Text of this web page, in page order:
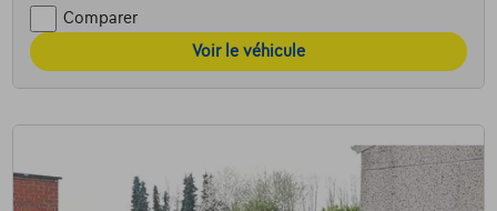
Comparer
Voir le véhicule